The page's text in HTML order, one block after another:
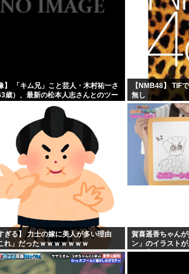
>>...
害に遭う・・・...
(35)を指名し...
らちょろい生物w...
】 「キム兄」こと芸人・木村祐一さ
歳）、最新の松本人志さんとのツー
トが完全に別人だとネット騒然！
で誰かわからん」...
【NMB48】 TIF
無し
ぎる】 力士の嫁に美人が多い理由
れ」だったｗｗｗｗｗｗｗ
賀喜遥香ちゃん
ン」のイラスト
坂46】